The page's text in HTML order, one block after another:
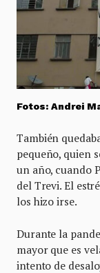
Fotos: Andrei
También
pequeño, quien
un año, cuando
del Trevi. El
los hizo irse.
Durante la
mayor que es
intento de